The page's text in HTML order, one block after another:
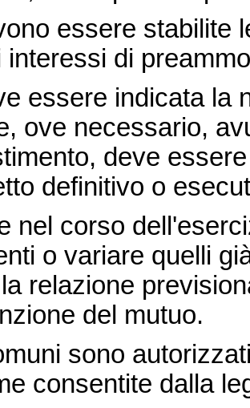
essere stabilite
interessi di
essere indicata la
ove necessario,
deve
definitivo o
corso
o variare quelli
relazione
del mutuo.
sono
consentite dalla